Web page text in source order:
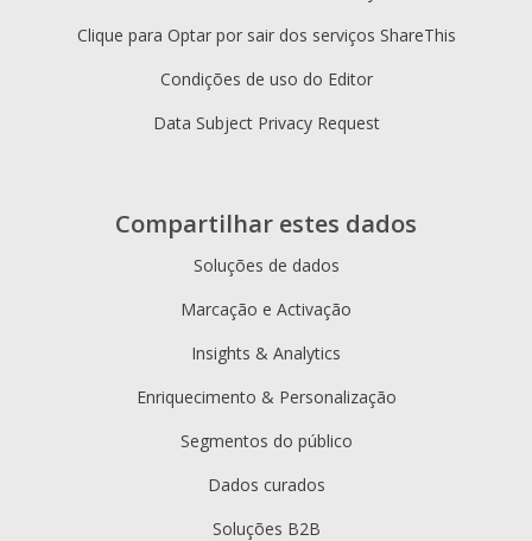
Compartilhar estes dados
Soluções de dados
Marcação e Activação
Insights & Analytics
Enriquecimento & Personalização
Segmentos do público
Dados curados
Soluções B2B
Clique para Optar por sair dos serviços ShareThis
Condições de uso do Editor
Data Subject Privacy Request